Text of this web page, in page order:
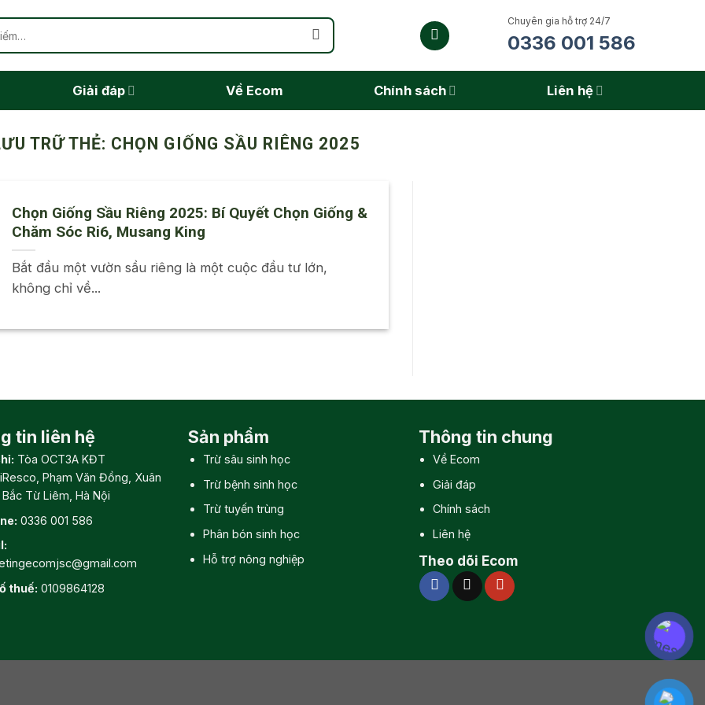
Chuyên gia hỗ trợ 24/7
0336 001 586
Giải đáp Về Ecom Chính sách Liên hệ
TRỮ THẺ: CHỌN GIỐNG SẦU RIÊNG 2025
Chọn Giống Sầu Riêng 2025: Bí Quyết Chọn Giống &
Chăm Sóc Ri6, Musang King
Bắt đầu một vườn sầu riêng là một cuộc đầu tư lớn,
không chỉ về...
tin liên hệ
Tòa OCT3A KĐT
Phạm Văn Đồng, Xuân
Từ Liêm, Hà Nội
0336 001 586
thuế: 0109864128
Sản phẩm
Trừ sâu sinh học
Trừ bệnh sinh học
Trừ tuyến trùng
Phân bón sinh học
Hỗ trợ nông nghiệp
Thông tin chung
Về Ecom
Giải đáp
Chính sách
Liên hệ
Theo dõi Ecom